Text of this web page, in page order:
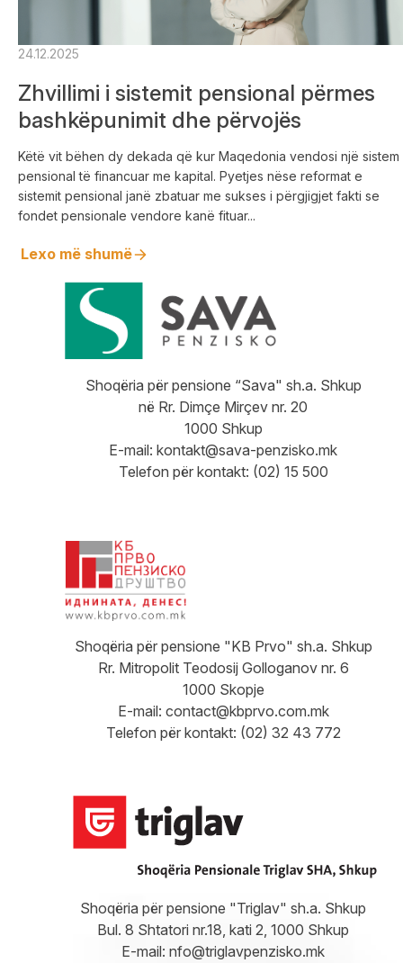
24.12.2025
Zhvillimi i sistemit pensional përmes
bashkëpunimit dhe përvojës
Këtë vit bëhen dy dekada që kur Maqedonia vendosi një sistem
pensional të financuar me kapital. Pyetjes nëse reformat e
sistemit pensional janë zbatuar me sukses i përgjigjet fakti se
fondet pensionale vendore kanë fituar...
Lexo më shumë
Shoqëria për pensione “Sava" sh.a. Shkup
në Rr. Dimçe Mirçev nr. 20
1000 Shkup
E-mail: kontakt@sava-penzisko.mk
Telefon për kontakt: (02) 15 500
Shoqëria për pensione "KB Prvo" sh.a. Shkup
Rr. Mitropolit Teodosij Golloganov nr. 6
1000 Skopje
E-mail: contact@kbprvo.com.mk
Telefon për kontakt: (02) 32 43 772
Shoqëria për pensione "Triglav" sh.a. Shkup
Bul. 8 Shtatori nr.18, kati 2, 1000 Shkup
E-mail: nfo@triglavpenzisko.mk